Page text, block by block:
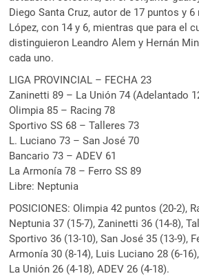
Diego Santa Cruz, autor de 17 puntos y
López, con 14 y 6, mientras que para el
distinguieron Leandro Alem y Hernán
cada uno.
LIGA PROVINCIAL – FECHA 23
Zaninetti 89 – La Unión 74 (Adelantado
Olimpia 85 – Racing 78
Sportivo SS 68 – Talleres 73
L. Luciano 73 – San José 70
Bancario 73 – ADEV 61
La Armonía 78 – Ferro SS 89
Libre: Neptunia
POSICIONES: Olimpia 42 puntos (20-2),
Neptunia 37 (15-7), Zaninetti 36 (14-8),
Sportivo 36 (13-10), San José 35 (13-9),
Armonía 30 (8-14), Luis Luciano 28 (6-
La Unión 26 (4-18), ADEV 26 (4-18).